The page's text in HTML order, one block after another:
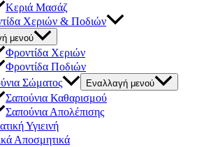
Κεριά Μασάζ
Χεριών & Ποδιών
μενού
Φροντίδα Χεριών
Φροντίδα Ποδιών
Σώματος
Εναλλαγή μενού
Σαπούνια Καθαρισμού
Σαπούνια Απολέπισης
Υγιεινή
Αποσμητικά